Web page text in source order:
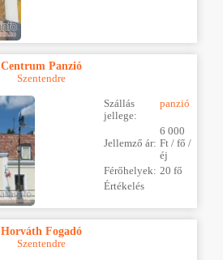
Centrum Panzió
Szentendre
Szállás
jellege:
panzió
Jellemző ár:
6 000
Ft / fő /
éj
Férőhelyek: 20 fő
Értékelés
Horváth Fogadó
Szentendre